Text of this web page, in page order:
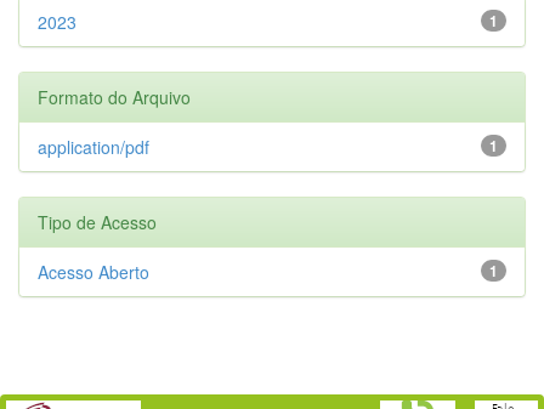
1
2023
Formato do Arquivo
1
application/pdf
Tipo de Acesso
1
Acesso Aberto